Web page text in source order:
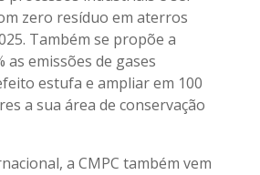
zero resíduo em aterros
Também se propõe a
as emissões de gases
estufa e ampliar em 100
a sua área de conservação
a CMPC também vem